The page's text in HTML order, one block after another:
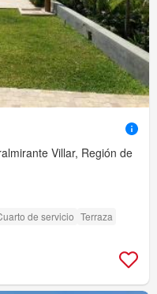
Villar, Región de
de servicio Terraza